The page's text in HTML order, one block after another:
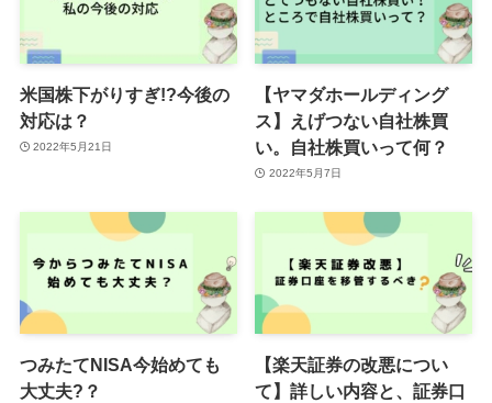
米国株下がりすぎ!?今後の
対応は？
2022年5月21日
【ヤマダホールディング
ス】えげつない自社株買
い。自社株買いって何？
2022年5月7日
つみたてNISA今始めても
大丈夫?？
【楽天証券の改悪につい
て】詳しい内容と、証券口